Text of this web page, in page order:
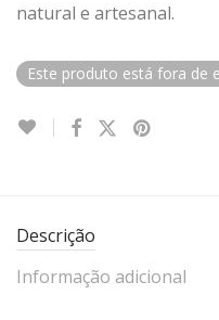
natural e artesanal.
Este produto está fora de
Descrição
Informação adicional